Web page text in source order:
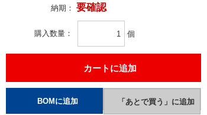
納期： 要確認
購入数量 個